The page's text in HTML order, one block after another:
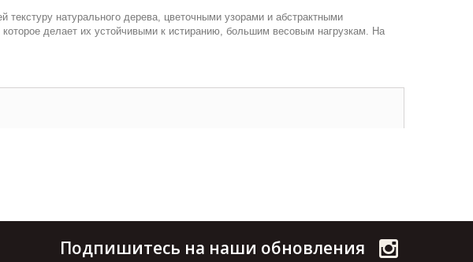
натурального дерева, цветочными узорами и абстрактными
делает их устойчивыми к истиранию, большим весовым нагрузкам. На
Подпишитесь на наши обновления